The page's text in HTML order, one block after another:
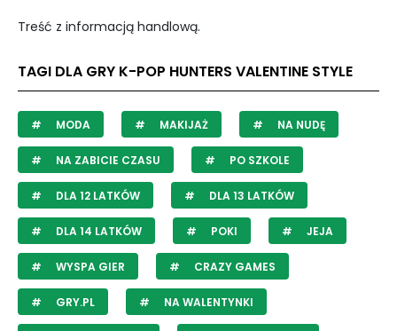
Treść z informacją handlową.
TAGI DLA GRY K-POP HUNTERS VALENTINE STYLE
MODA MAKIJAŻ NA NUDĘ
NA ZABICIE CZASU PO SZKOLE
DLA 12 LATKÓW DLA 13 LATKÓW
DLA 14 LATKÓW POKI JEJA
WYSPA GIER CRAZY GAMES
GRY.PL NA WALENTYNKI